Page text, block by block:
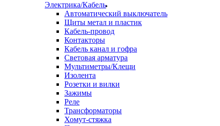
Электрика/Кабель
Автоматический выключатель
Щиты метал и пластик
Кабель-провод
Контакторы
Кабель канал и гофра
Световая арматура
Мультиметры/Клещи
Изолента
Розетки и вилки
Зажимы
Реле
Трансформаторы
Хомут-стяжка